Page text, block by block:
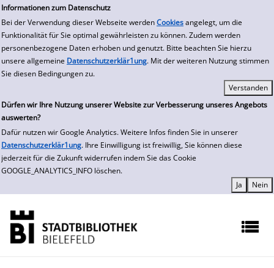
Informationen zum Datenschutz
Bei der Verwendung dieser Webseite werden Cookies angelegt, um die
Funktionalität für Sie optimal gewährleisten zu können. Zudem werden
personenbezogene Daten erhoben und genutzt. Bitte beachten Sie hierzu
unsere allgemeine Datenschutzerklär1ung. Mit der weiteren Nutzung stimmen
Sie diesen Bedingungen zu.
Dürfen wir Ihre Nutzung unserer Website zur Verbesserung unseres Angebots
auswerten?
Dafür nutzen wir Google Analytics. Weitere Infos finden Sie in unserer
Datenschutzerklär1ung. Ihre Einwilligung ist freiwillig, Sie können diese
jederzeit für die Zukunft widerrufen indem Sie das Cookie
GOOGLE_ANALYTICS_INFO löschen.
zur Navigation springen
zum Inhalt springen